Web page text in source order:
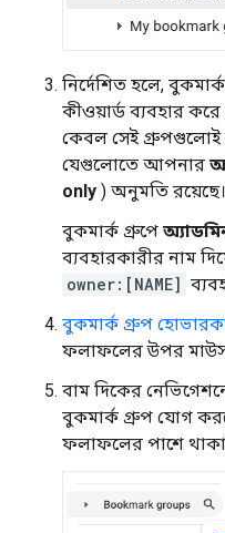
নির্দেশিত হলে,
কীওয়ার্ড ব্যবহার
কেবল সেই গ্রুপগুলোই
যেগুলোতে আপনার
only ) অনুমতি রয়েছে।
বুকমার্ক গ্রুপে
ব্যবহারকারীর নাম
owner:[NAME]
বুকমার্ক গ্রুপ
ফলাফলের উপর মাউস
বাম দিকের
বুকমার্ক গ্রুপ যোগ
ফলাফলের পাশে